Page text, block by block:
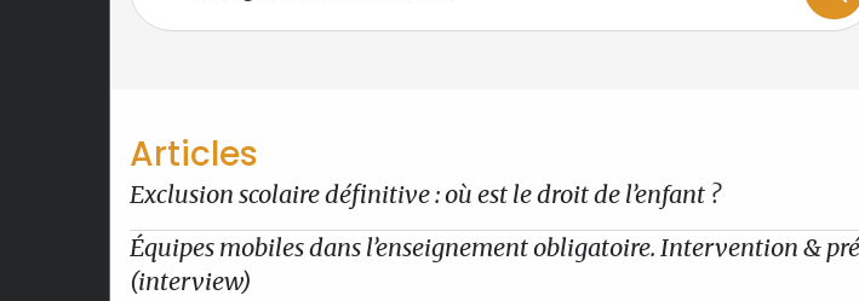
Articles
Exclusion scolaire définitive : où est le droit de l’enfant ?
Équipes mobiles dans l’enseignement obligatoire. Intervention &
(interview)